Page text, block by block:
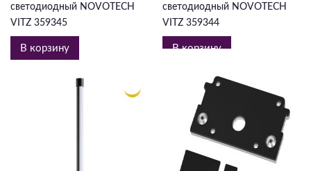
светодиодный NOVOTECH
VITZ 359345
В корзину
светодиодный NOVOTECH
VITZ 359344
В корзину